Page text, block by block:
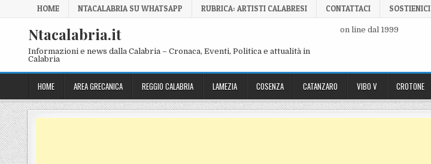
Skip to content
HOME NTACALABRIA SU WHATSAPP RUBRICA: ARTISTI CALABRESI CONTATTACI SOSTIENICI
Ntacalabria.it
Informazioni e news dalla Calabria – Cronaca, Eventi, Politica e attualità in
Calabria
on line dal 1999
HOME AREA GRECANICA REGGIO CALABRIA LAMEZIA COSENZA CATANZARO VIBO V CROTONE